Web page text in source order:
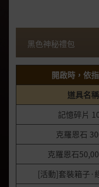
黑色神秘禮包
開啟時，依
道具名稱
記憶碎片
克羅恩石
克羅恩石
[活動]套裝箱子·